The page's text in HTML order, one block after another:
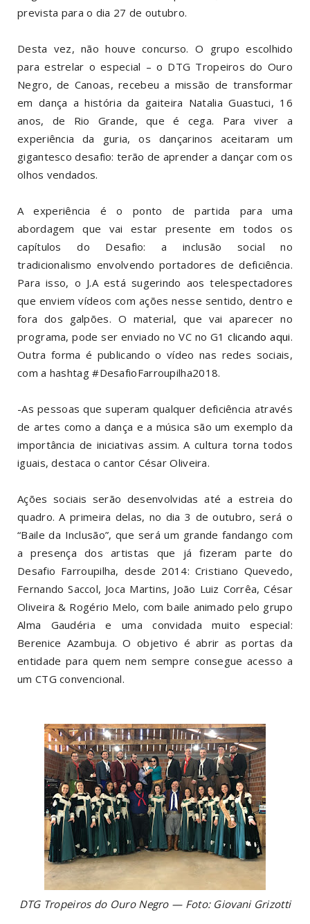
prevista para o dia 27 de outubro.
Desta vez, não houve concurso. O grupo escolhido
para estrelar o especial – o DTG Tropeiros do Ouro
Negro, de Canoas, recebeu a missão de transformar
em dança a história da gaiteira Natalia Guastuci, 16
anos, de Rio Grande, que é cega. Para viver a
experiência da guria, os dançarinos aceitaram um
gigantesco desafio: terão de aprender a dançar com os
olhos vendados.
A experiência é o ponto de partida para uma
abordagem que vai estar presente em todos os
capítulos do Desafio: a inclusão social no
tradicionalismo envolvendo portadores de deficiência.
Para isso, o J.A está sugerindo aos telespectadores
que enviem vídeos com ações nesse sentido, dentro e
fora dos galpões. O material, que vai aparecer no
programa, pode ser enviado no VC no G1clicando aqui.
Outra forma é publicando o vídeo nas redes sociais,
com a hashtag #DesafioFarroupilha2018.
-As pessoas que superam qualquer deficiência através
de artes como a dança e a música são um exemplo da
importância de iniciativas assim. A cultura torna todos
iguais, destaca o cantor César Oliveira.
Ações sociais serão desenvolvidas até a estreia do
quadro. A primeira delas, no dia 3 de outubro, será o
“Baile da Inclusão”, que será um grande fandango com
a presença dos artistas que já fizeram parte do
Desafio Farroupilha, desde 2014: Cristiano Quevedo,
Fernando Saccol, Joca Martins, João Luiz Corrêa, César
Oliveira & Rogério Melo, com baile animado pelo grupo
Alma Gaudéria e uma convidada muito especial:
Berenice Azambuja. O objetivo é abrir as portas da
entidade para quem nem sempre consegue acesso a
um CTG convencional.
DTG Tropeiros do Ouro Negro — Foto: Giovani Grizotti